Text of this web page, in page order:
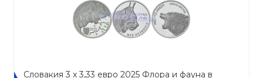
Словакия 3 x 3,33 евро 2025 Флора и фауна в